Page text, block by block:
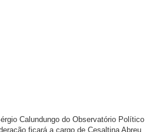
Calundungo do Observatório Político
ficará a cargo de Cesaltina Abreu